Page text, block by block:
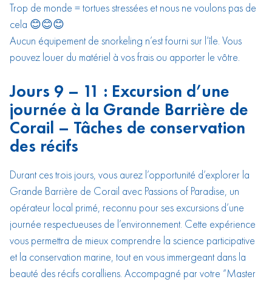
Trop de monde = tortues stressées et nous ne voulons pas de
cela 😊😊😊
Aucun équipement de snorkeling n’est fourni sur l’île. Vous
pouvez louer du matériel à vos frais ou apporter le vôtre.
Jours 9 – 11 : Excursion d’une
journée à la Grande Barrière de
Corail – Tâches de conservation
des récifs
Durant ces trois jours, vous aurez l’opportunité d’explorer la
Grande Barrière de Corail avec Passions of Paradise, un
opérateur local primé, reconnu pour ses excursions d’une
journée respectueuses de l’environnement. Cette expérience
vous permettra de mieux comprendre la science participative
et la conservation marine, tout en vous immergeant dans la
beauté des récifs coralliens. Accompagné par votre “Master